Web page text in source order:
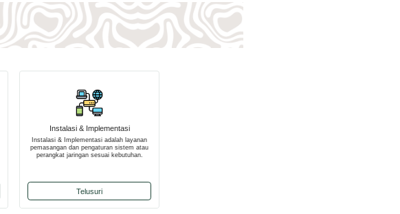
Instalasi & Implementasi
Instalasi & Implementasi adalah layanan
pemasangan dan pengaturan sistem atau
perangkat jaringan sesuai kebutuhan.
Telusuri